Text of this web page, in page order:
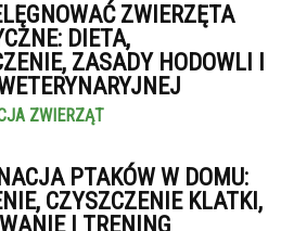
ZWIERZĘTA
DIETA,
ZASADY HODOWLI I
ZWIERZĄT
PTAKÓW W DOMU:
CZYSZCZENIE KLATKI,
I TRENING